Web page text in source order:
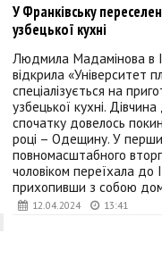
12.04.2024 13:41
У Франківську
узбецької кухні
Людмила Мадамінова в
відкрила «Університет
спеціалізується на
узбецької кухні.
спочатку довелось
році – Одещину. У
повномасштабного
чоловіком переїхала до
прихопивши з собою